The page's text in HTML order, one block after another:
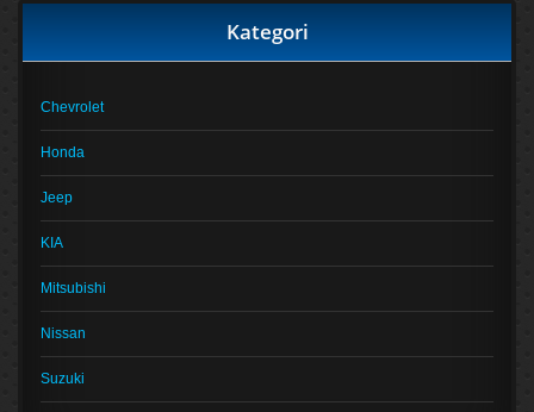
Kategori
Chevrolet
Honda
Jeep
KIA
Mitsubishi
Nissan
Suzuki